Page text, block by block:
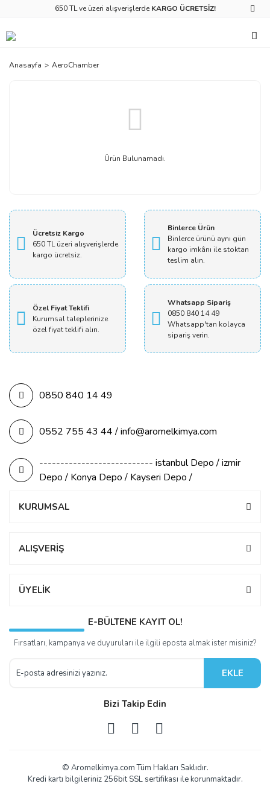
650 TL ve üzeri alışverişlerde KARGO ÜCRETSİZ!
Anasayfa AeroChamber
Ürün Bulunamadı.
Ücretsiz Kargo
650 TL üzeri alışverişlerde
kargo ücretsiz.
Binlerce Ürün
Binlerce ürünü aynı gün
kargo imkânı ile stoktan
teslim alın.
Özel Fiyat Teklifi
Kurumsal taleplerinize
özel fiyat teklifi alın.
Whatsapp Sipariş
0850 840 14 49
Whatsapp'tan kolayca
sipariş verin.
0850 840 14 49
0552 755 43 44 / info@aromelkimya.com
--------------------------- istanbul Depo / izmir
Depo / Konya Depo / Kayseri Depo /
KURUMSAL
ALIŞVERİŞ
ÜYELİK
E-BÜLTENE KAYIT OL!
Fırsatları, kampanya ve duyuruları ile ilgili eposta almak ister misiniz?
EKLE
Bizi Takip Edin
© Aromelkimya.com Tüm Hakları Saklıdır.
Kredi kartı bilgileriniz 256bit SSL sertifikası ile korunmaktadır.